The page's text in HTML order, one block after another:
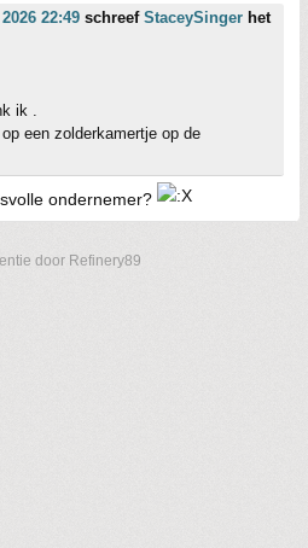
22:49 schreef StaceySinger het
ik .
een zolderkamertje op de
ondernemer?
door Refinery89